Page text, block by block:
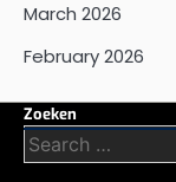
March 2026
February 2026
Zoeken
Search
for: